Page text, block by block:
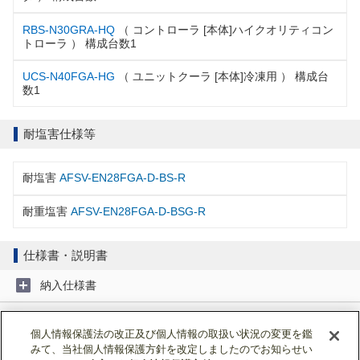
RBS-N30GRA-HQ
（ コントローラ [本体]ハイクオリティコン
トローラ ） 構成台数1
UCS-N40FGA-HG
（ ユニットクーラ [本体]冷凍用 ） 構成台
数1
耐塩害仕様等
耐塩害AFSV-EN28FGA-D-BS-R
耐重塩害AFSV-EN28FGA-D-BSG-R
仕様書・説明書
納入仕様書
据付工事説明書
個人情報保護法の改正及び個人情報の取扱い状況の変更を鑑
みて、当社個人情報保護方針を改定しましたのでお知らせい